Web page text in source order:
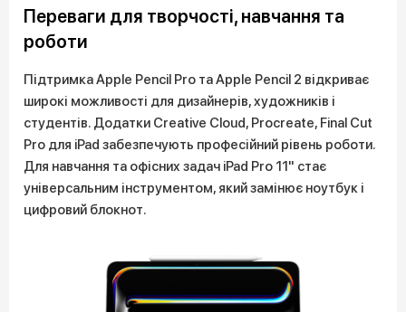
Переваги для творчості, навчання та
роботи
Підтримка Apple Pencil Pro та Apple Pencil 2 відкриває
широкі можливості для дизайнерів, художників і
студентів. Додатки Creative Cloud, Procreate, Final Cut
Pro для iPad забезпечують професійний рівень роботи.
Для навчання та офісних задач iPad Pro 11" стає
універсальним інструментом, який замінює ноутбук і
цифровий блокнот.